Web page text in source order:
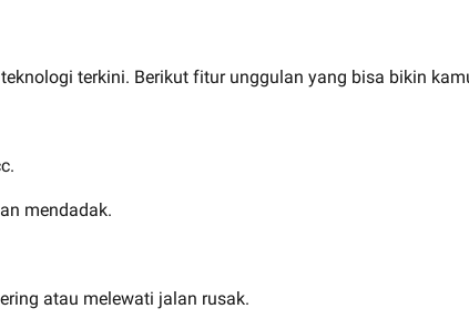
terkini. Berikut fitur unggulan yang bisa bikin
mendadak.
atau melewati jalan rusak.